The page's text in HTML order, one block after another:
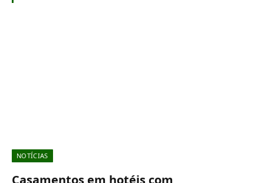
NOTÍCIAS
Casamentos em hotéis com